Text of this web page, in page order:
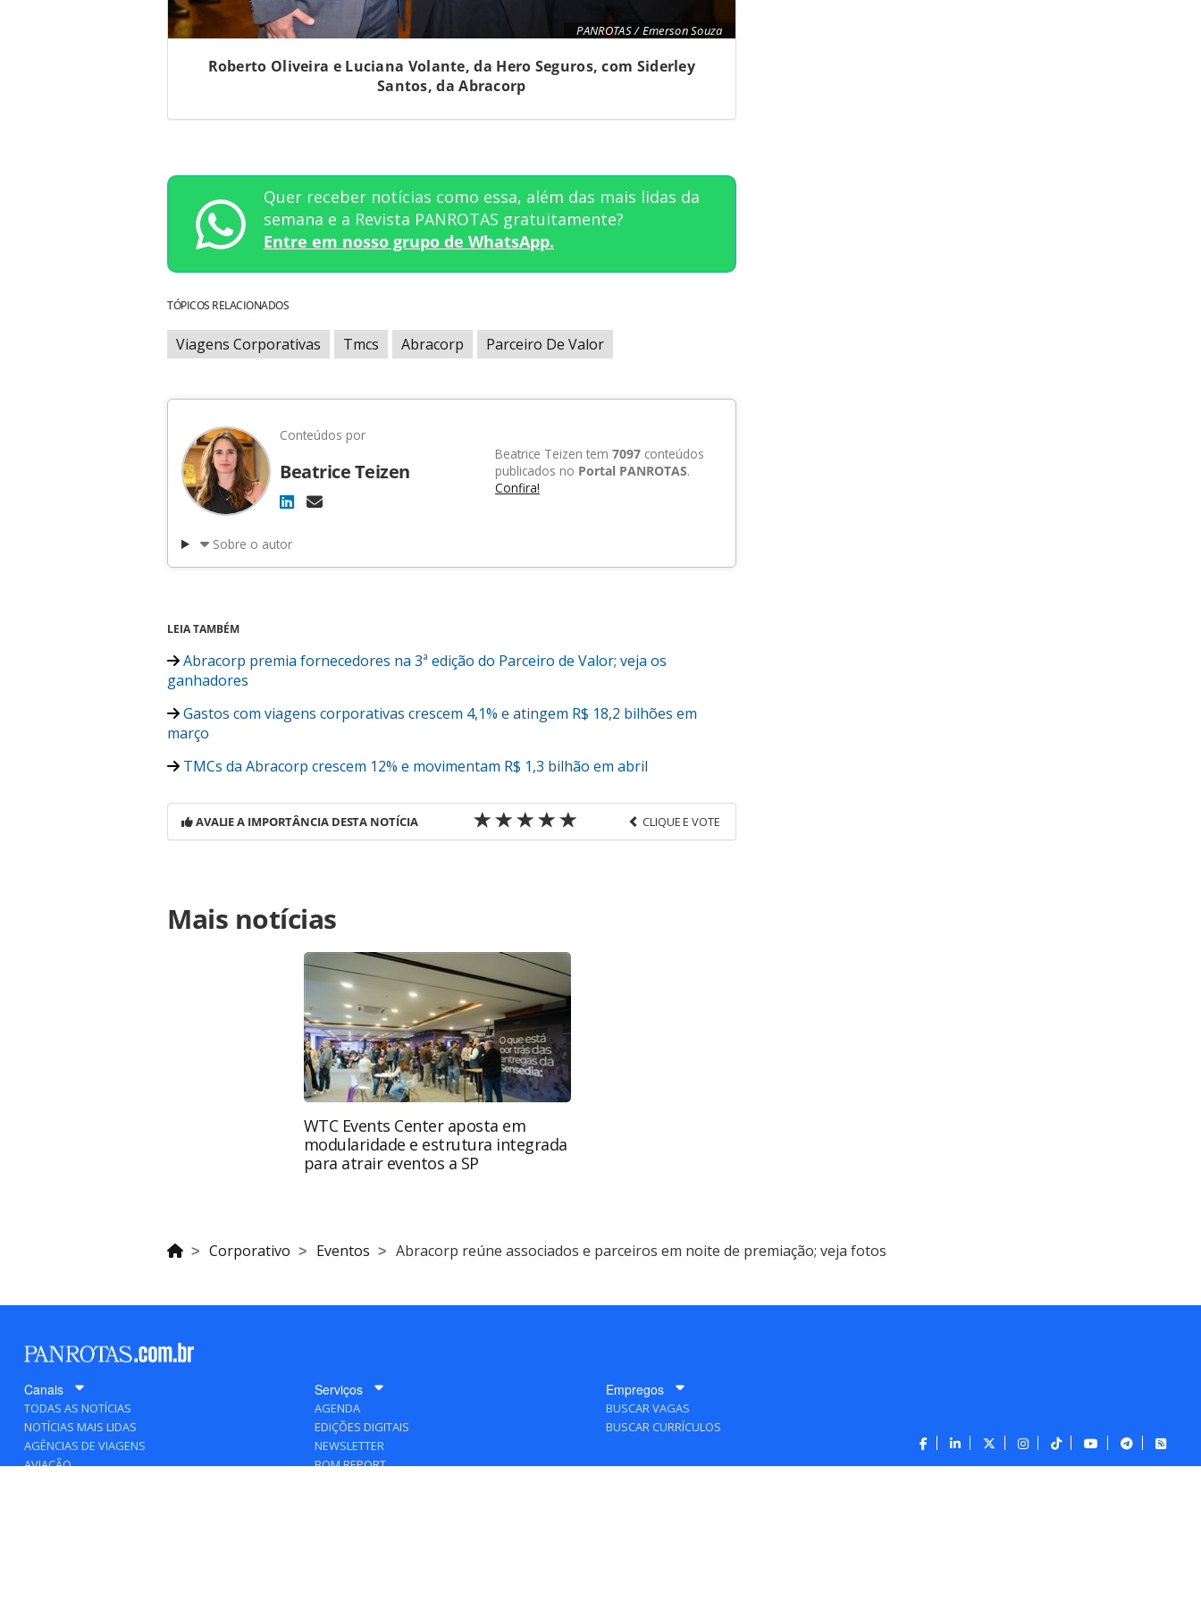
PANROTAS / Emerson Souza
Roberto Oliveira e Luciana Volante, da Hero Seguros, com Siderley
Santos, da Abracorp
Quer receber notícias como essa, além das mais lidas da
semana e a Revista PANROTAS gratuitamente?
Entre em nosso grupo de WhatsApp.
TÓPICOS RELACIONADOS
Viagens Corporativas Tmcs Abracorp Parceiro De Valor
Conteúdos por
Beatrice Teizen
Beatrice Teizen tem 7097 conteúdos
publicados no Portal PANROTAS.
Confira!
Sobre o autor
LEIA TAMBÉM
Abracorp premia fornecedores na 3ª edição do Parceiro de Valor; veja os
ganhadores
Gastos com viagens corporativas crescem 4,1% e atingem R$ 18,2 bilhões em
março
TMCs da Abracorp crescem 12% e movimentam R$ 1,3 bilhão em abril
AVALIE A IMPORTÂNCIA DESTA NOTÍCIA CLIQUE E VOTE
https://www.panrotas.com.br/viagens-corporativas/eventos/2026/05/abracorp-reune-
associados-e-parceiros-em-noite-de-premiacao-veja-fotos_229003.html ou as
ferramentas oferecidas na página. Todo o conteúdo produzido pela PANROTAS Editora
é protegido pela legislação brasileira sobre direito autoral. Não reproduza o conteúdo
sem autorização da PANROTAS Editora (copyright@panrotas.com.br).
Mais notícias
WTC Events Center aposta em
modularidade e estrutura integrada
para atrair eventos a SP
Corporativo Eventos Abracorp reúne associados e parceiros em noite de premiação; veja fotos
Canais
TODAS AS NOTÍCIAS
NOTÍCIAS MAIS LIDAS
AGÊNCIAS DE VIAGENS
AVIAÇÃO
Serviços
AGENDA
EDIÇÕES DIGITAIS
NEWSLETTER
BOM REPORT
Empregos
BUSCAR VAGAS
BUSCAR CURRÍCULOS